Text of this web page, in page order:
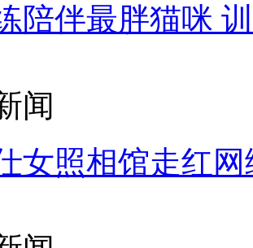
陪伴最胖猫咪
闻
女照相馆走红网